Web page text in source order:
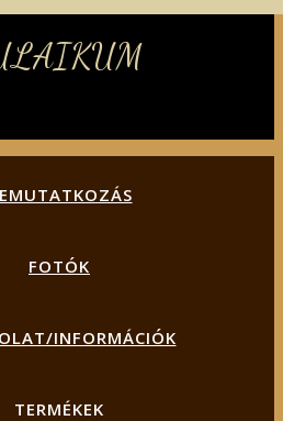
FOTÓK
INFORMÁCIÓK
TERMÉKEK